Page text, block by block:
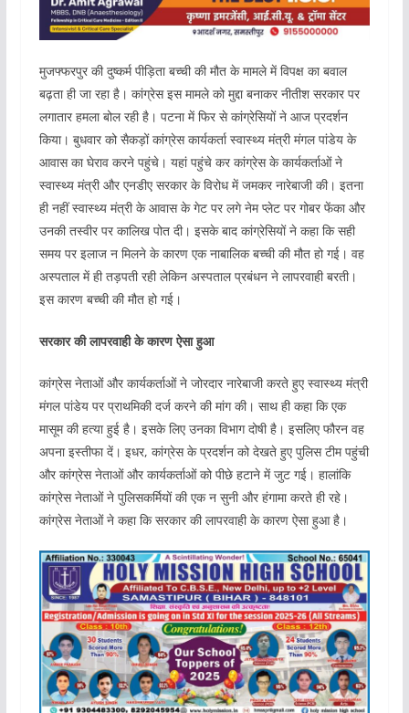
मुजफ्फरपुर की दुष्कर्म पीड़िता बच्ची की मौत के मामले में विपक्ष का बवाल
बढ़ता ही जा रहा है। कांग्रेस इस मामले को मुद्दा बनाकर नीतीश सरकार पर
लगातार हमला बोल रही है। पटना में फिर से कांग्रेसियों ने आज प्रदर्शन
किया। बुधवार को सैकड़ों कांग्रेस कार्यकर्ता स्वास्थ्य मंत्री मंगल पांडेय के
आवास का घेराव करने पहुंचे। यहां पहुंचे कर कांग्रेस के कार्यकर्ताओं ने
स्वास्थ्य मंत्री और एनडीए सरकार के विरोध में जमकर नारेबाजी की। इतना
ही नहीं स्वास्थ्य मंत्री के आवास के गेट पर लगे नेम प्लेट पर गोबर फेंका और
उनकी तस्वीर पर कालिख पोत दी। इसके बाद कांग्रेसियों ने कहा कि सही
समय पर इलाज न मिलने के कारण एक नाबालिक बच्ची की मौत हो गई। वह
अस्पताल में ही तड़पती रही लेकिन अस्पताल प्रबंधन ने लापरवाही बरती।
इस कारण बच्ची की मौत हो गई।
सरकार की लापरवाही के कारण ऐसा हुआ
कांग्रेस नेताओं और कार्यकर्ताओं ने जोरदार नारेबाजी करते हुए स्वास्थ्य मंत्री
मंगल पांडेय पर प्राथमिकी दर्ज करने की मांग की। साथ ही कहा कि एक
मासूम की हत्या हुई है। इसके लिए उनका विभाग दोषी है। इसलिए फौरन वह
अपना इस्तीफा दें। इधर, कांग्रेस के प्रदर्शन को देखते हुए पुलिस टीम पहुंची
और कांग्रेस नेताओं और कार्यकर्ताओं को पीछे हटाने में जुट गई। हालांकि
कांग्रेस नेताओं ने पुलिसकर्मियों की एक न सुनी और हंगामा करते ही रहे।
कांग्रेस नेताओं ने कहा कि सरकार की लापरवाही के कारण ऐसा हुआ है।